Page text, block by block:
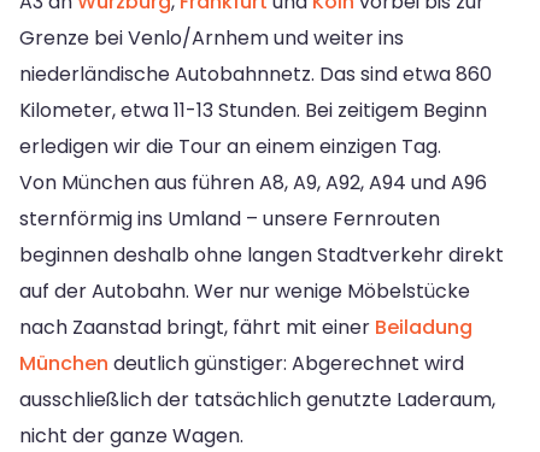
Grenze bei Venlo/Arnhem und weiter ins
niederländische Autobahnnetz. Das sind etwa 860
Kilometer, etwa 11-13 Stunden. Bei zeitigem Beginn
erledigen wir die Tour an einem einzigen Tag.
Von München aus führen A8, A9, A92, A94 und A96
sternförmig ins Umland – unsere Fernrouten
beginnen deshalb ohne langen Stadtverkehr direkt
auf der Autobahn. Wer nur wenige Möbelstücke
nach Zaanstad bringt, fährt mit einer Beiladung
München deutlich günstiger: Abgerechnet wird
ausschließlich der tatsächlich genutzte Laderaum,
nicht der ganze Wagen.